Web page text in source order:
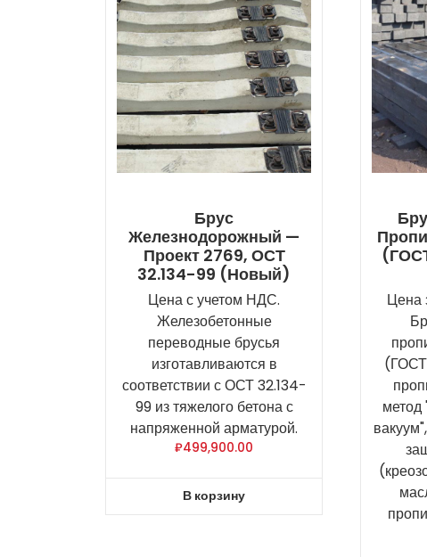
Брус
Железнодорожный —
Проект 2769, ОСТ
32.134-99 (новый)
Цена с учетом НДС.
Железобетонные
переводные брусья
изготавливаются в
соответствии с ОСТ 32.134-
99 из тяжелого бетона с
напряженной арматурой.
₽499,900.00
В корзину
Цена